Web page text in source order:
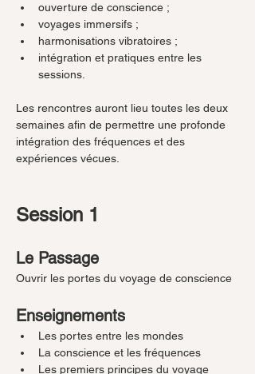
ouverture de conscience ;
voyages immersifs ;
harmonisations vibratoires ;
intégration et pratiques entre les
sessions.
Les rencontres auront lieu toutes les deux
semaines afin de permettre une profonde
intégration des fréquences et des
expériences vécues.
Session 1
Le Passage
Ouvrir les portes du voyage de conscience
Enseignements
Les portes entre les mondes
La conscience et les fréquences
Les premiers principes du voyage